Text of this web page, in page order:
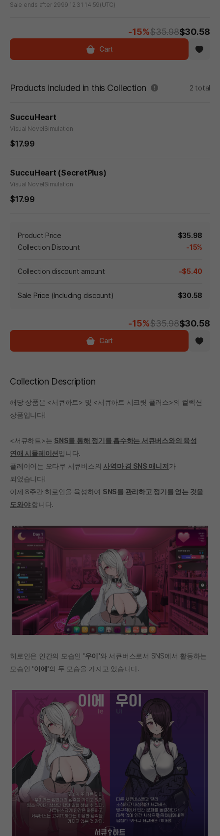
Sale ends after 2999.12.31 14:59(UTC)
-15%$35.98$30.58
Cart
Products included in this Collection 2 total
SuccuHeart
Visual NovelSimulation
$17.99
SuccuHeart (SecretPlus)
Visual NovelSimulation
$17.99
Product Price
$35.98
Collection Discount
-15%
Collection discount amount -$5.40
Sale Price (Including discount) $30.58
-15%$35.98$30.58
Cart
Collection Description
해당 상품은 <서큐하트> 및 <서큐하트 시크릿 플러스>의 컬렉션
상품입니다!
<서큐하트>는 SNS를 통해 정기를 흡수하는 서큐버스와의 육성
연애 시뮬레이션입니다.
플레이어는 오타쿠 서큐버스의 사역마 겸 SNS 매니저가
되었습니다!
이제 8주간 히로인을 육성하여 SNS를 관리하고 정기를 얻는 것을
도와야합니다.
히로인은 인간의 모습인 '우이'와 서큐버스로서 SNS에서 활동하는
모습인 '이에'의 두 모습을 가지고 있습니다.